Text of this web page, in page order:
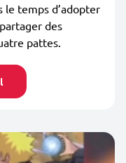
le temps d’adopter
des
pattes.